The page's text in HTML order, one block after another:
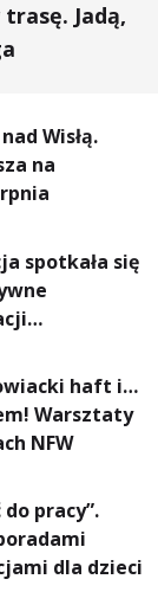
Jadą,
Wisłą.
na
spotkała się
haft i…
Warsztaty
NFW
pracy”.
dla dzieci